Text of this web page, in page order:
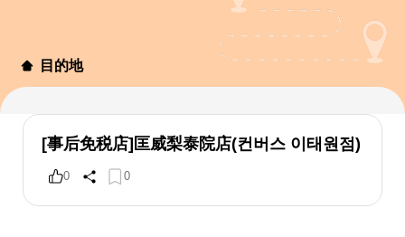
目的地
[事后免税店]匡威梨泰院店(컨버스 이태원점)
0 0